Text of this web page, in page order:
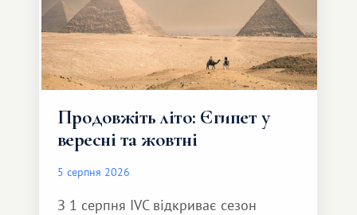
Продовжіть літо: Єгипет у
вересні та жовтні
5 серпня 2026
З 1 серпня IVC відкриває сезон